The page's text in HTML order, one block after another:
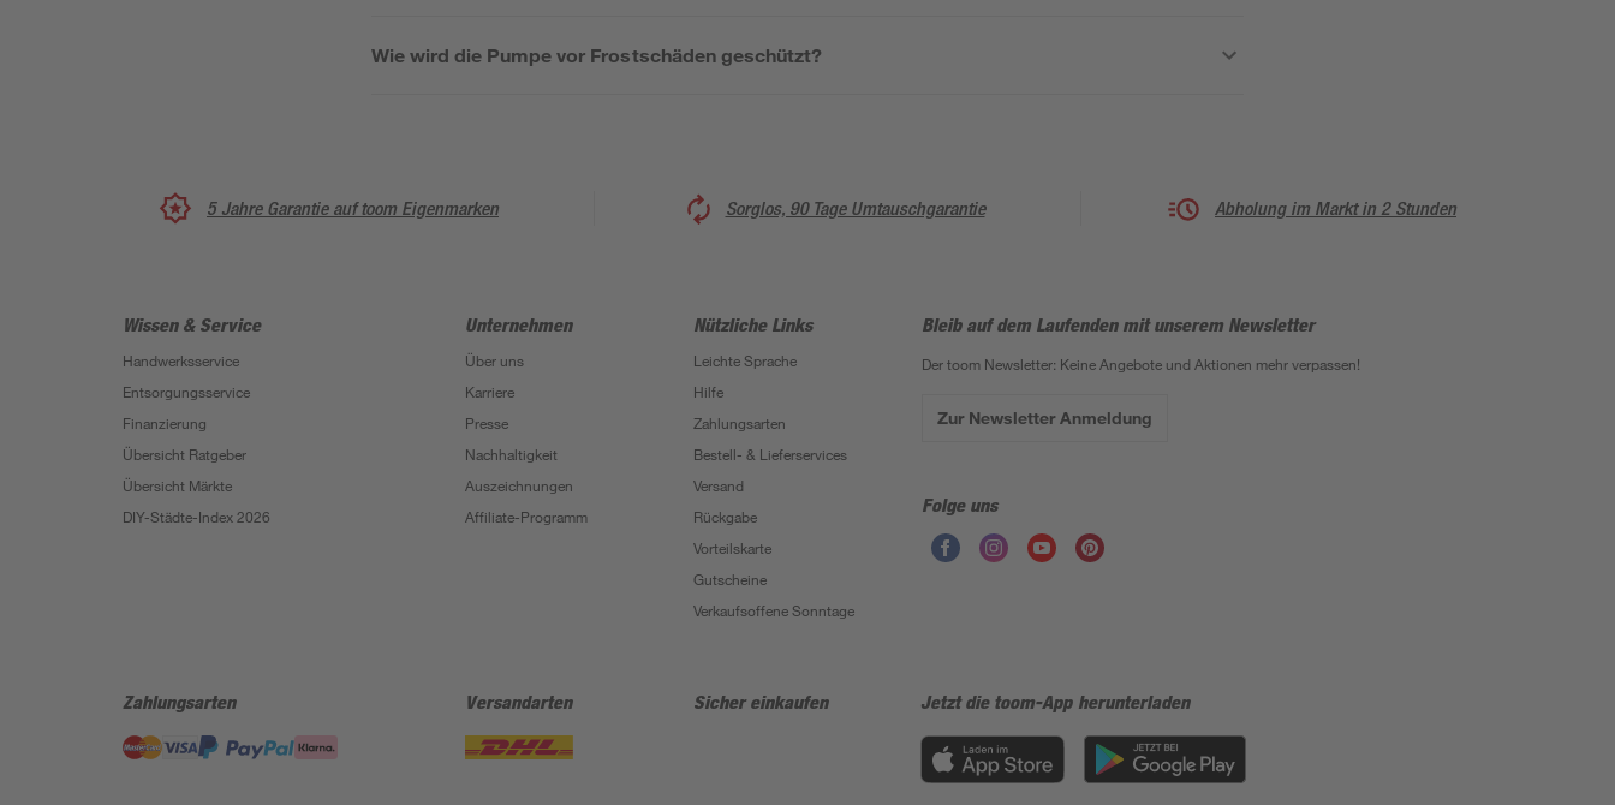
Wie wird die Pumpe vor Frostschäden geschützt?
5 Jahre Garantie auf toom Eigenmarken Sorglos, 90 Tage Umtauschgarantie Abholung im Markt in 2 Stunden
Wissen & Service
Handwerksservice
Entsorgungsservice
Finanzierung
Übersicht Ratgeber
Übersicht Märkte
DIY-Städte-Index 2026
Unternehmen
Über uns
Karriere
Presse
Nachhaltigkeit
Auszeichnungen
Affiliate-Programm
Nützliche Links
Leichte Sprache
Hilfe
Zahlungsarten
Bestell- & Lieferservices
Versand
Rückgabe
Vorteilskarte
Gutscheine
Verkaufsoffene Sonntage
Bleib auf dem Laufenden mit unserem Newsletter
Der toom Newsletter: Keine Angebote und Aktionen mehr verpassen!
Zur Newsletter Anmeldung
Folge uns
Zahlungsarten Versandarten Sicher einkaufen Jetzt die toom-App herunterladen